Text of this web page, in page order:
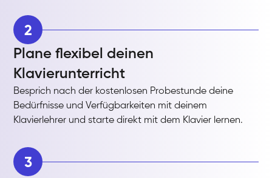
2
Plane flexibel deinen
Klavierunterricht
Besprich nach der kostenlosen Probestunde deine
Bedürfnisse und Verfügbarkeiten mit deinem
Klavierlehrer und starte direkt mit dem Klavier lernen.
3